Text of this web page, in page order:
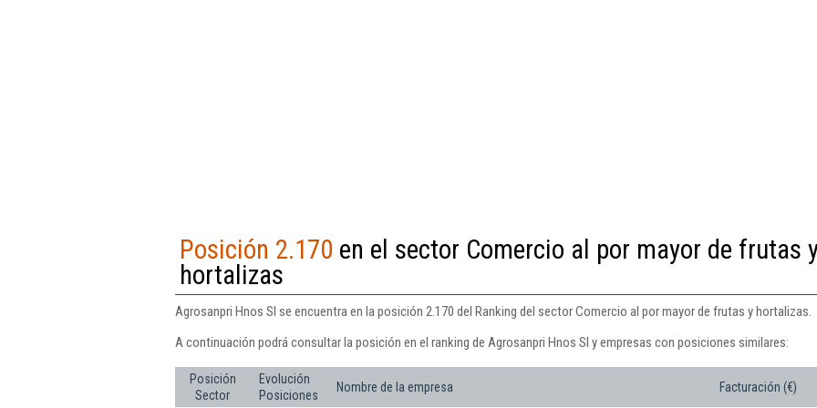
Posición 2.170 en el sector Comercio al por mayor de frutas
hortalizas
Agrosanpri Hnos Sl se encuentra en la posición 2.170 del Ranking del sector Comercio al por mayor de frutas y hortalizas.
A continuación podrá consultar la posición en el ranking de Agrosanpri Hnos Sl y empresas con posiciones similares:
Posición
Sector
Evolución
Posiciones
Nombre de la empresa Facturación (€)